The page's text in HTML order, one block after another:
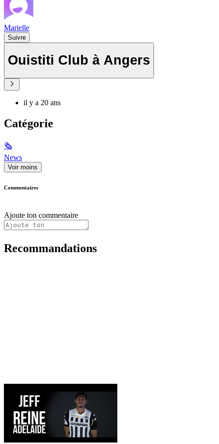
Marielle
Suivre
Ouistiti Club à Angers
il y a 20 ans
Catégorie
🗞
News
Voir moins
Commentaires
Ajoute ton commentaire
Recommandations